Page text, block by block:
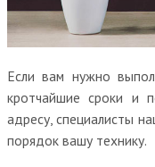
Если вам нужно
кротчайшие сроки и
адресу, специалисты
порядок вашу технику.